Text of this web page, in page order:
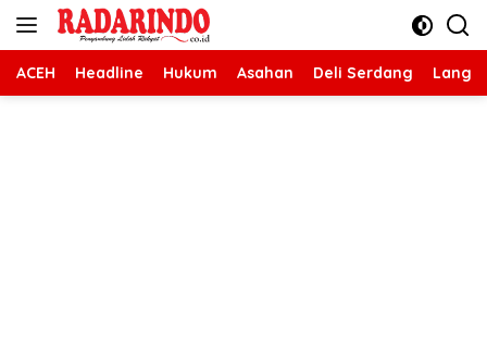
Langsung
ACEH Headline Hukum Asahan Deli Serdang